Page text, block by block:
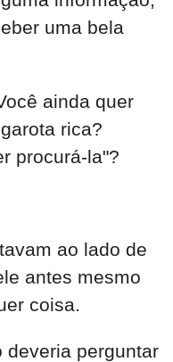
uma bela
ainda quer
rica?
procurá-la"?
ao lado de
antes mesmo
coisa.
deveria perguntar